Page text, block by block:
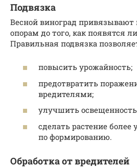
Подвязка
Весной виноград
опорам до того, как появятся
Правильная подвязка
повысить урожайность;
предотвратить
вредителями;
улучшить
сделать растение
по формированию.
Обработка от вредителей